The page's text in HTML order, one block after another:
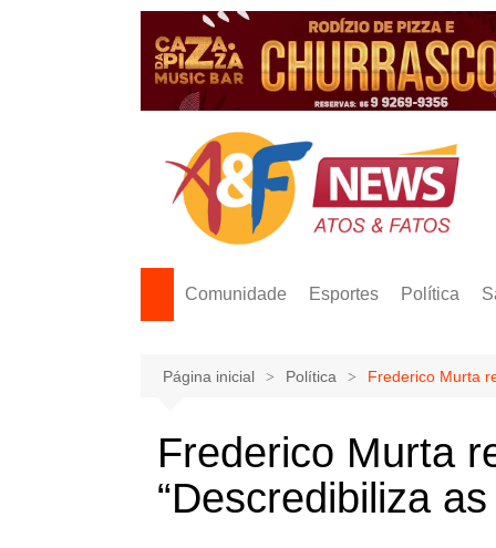
Comunidade Esportes Política
Página inicial Política Frederico Murta
Frederico Murta
“Descredibiliza